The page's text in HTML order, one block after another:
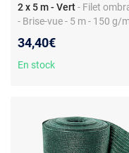
2 x 5 m - Vert- Filet
- Brise-vue - 5 m - 150 g/
34,40€
En stock